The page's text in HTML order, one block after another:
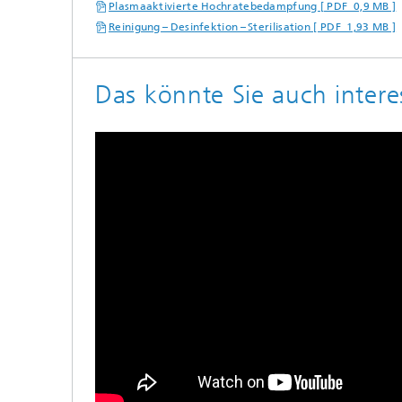
Plasmaaktivierte Hochratebedampfung [ PDF 0,9 MB ]
Reinigung – Desinfektion – Sterilisation [ PDF 1,93 MB ]
Das könnte Sie auch